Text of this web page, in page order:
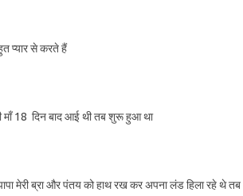
प्यार से करते हैं
माँ 18 दिन बाद आई थी तब शुरू हुआ था
मेरी ब्रा और पंतय को हाथ रख कर अपना लंड हिला रहे थे तब